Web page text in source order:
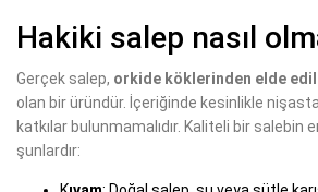
Hakiki salep nasıl
Gerçek salep, orkide köklerinden elde
olan bir üründür. İçeriğinde kesinlikle
katkılar bulunmamalıdır. Kaliteli bir salebin
şunlardır: